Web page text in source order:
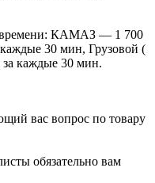
времени: КАМАЗ — 1 700
30 мин, Грузовой (
каждые 30 мин.
вас вопрос по товару
обязательно вам